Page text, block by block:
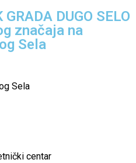
DUGO SELO
značaja na
Sela
Sela
centar